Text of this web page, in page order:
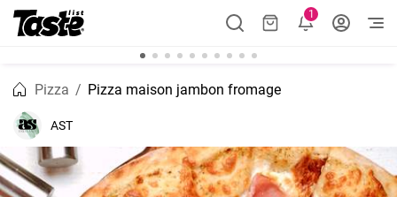
1
Pizza Pizza maison jambon fromage
AST